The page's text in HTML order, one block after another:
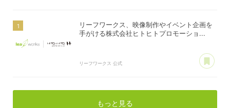
リーフワークス、映像制作やイベント企画を
手がける株式会社ヒトヒトプロモーショ...
リーフワークス 公式
もっと見る